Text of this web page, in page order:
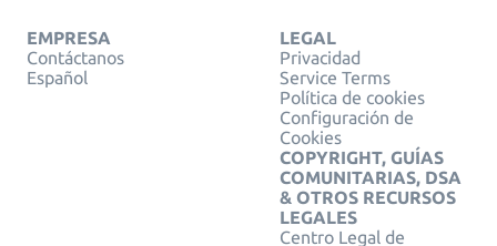
EMPRESA
Contáctanos
Español
LEGAL
Privacidad
Service Terms
Política de cookies
Configuración de
Cookies
COPYRIGHT, GUÍAS
COMUNITARIAS, DSA
& OTROS RECURSOS
LEGALES
Centro Legal de